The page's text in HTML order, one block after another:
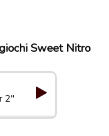
Sweet Nitro
2"